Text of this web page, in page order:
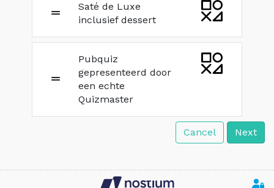
Saté de Luxe
inclusief dessert
Pubquiz
gepresenteerd door
een echte
Quizmaster
Cancel Next